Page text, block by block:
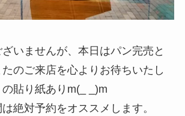
ざいませんが、本日はパン完売と
のご来店を心よりお待ちいたし
貼り紙ありm(_ _)m
絶対予約をオススメします。